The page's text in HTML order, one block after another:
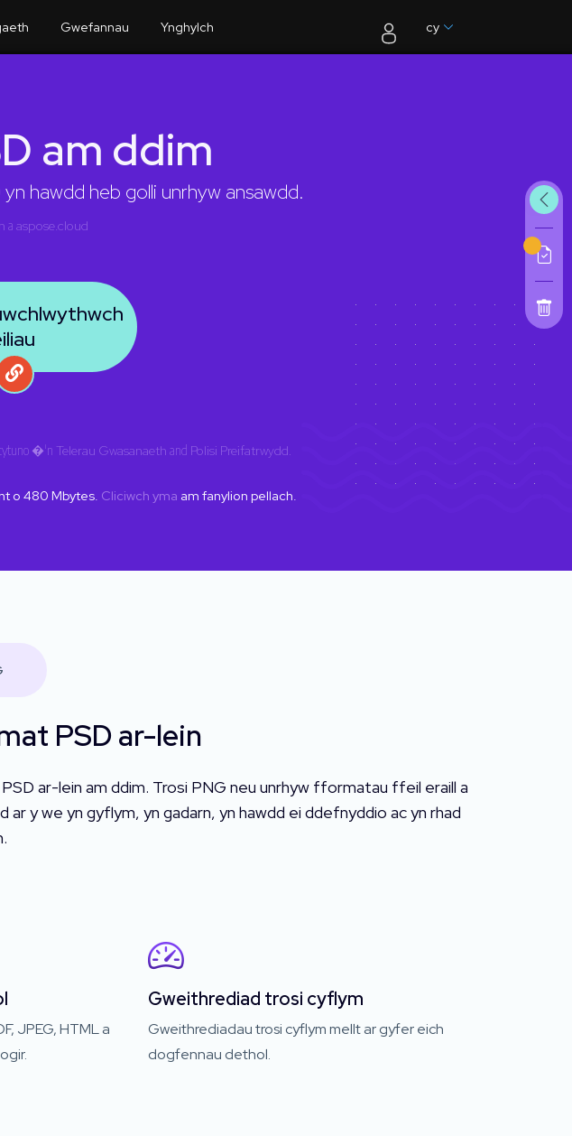
cy
Gwefannau Ynghylch
am ddim
hawdd heb golli unrhyw ansawdd.
a aspose.cloud
�'n Telerau Gwasanaeth and Polisi Preifatrwydd
o 480 Mbytes. Cliciwch yma am fanylion pellach.
PSD ar-lein
ar-lein am ddim. Trosi PNG neu unrhyw fformatau ffeil eraill a
y we yn gyflym, yn gadarn, yn hawdd ei ddefnyddio ac yn rhad
JPEG, HTML a
Gweithrediad trosi cyflym
Gweithrediadau trosi cyflym mellt ar gyfer eich
dogfennau dethol.